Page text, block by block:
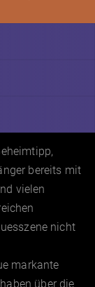
bereits mit
vielen
nicht
markante
über die